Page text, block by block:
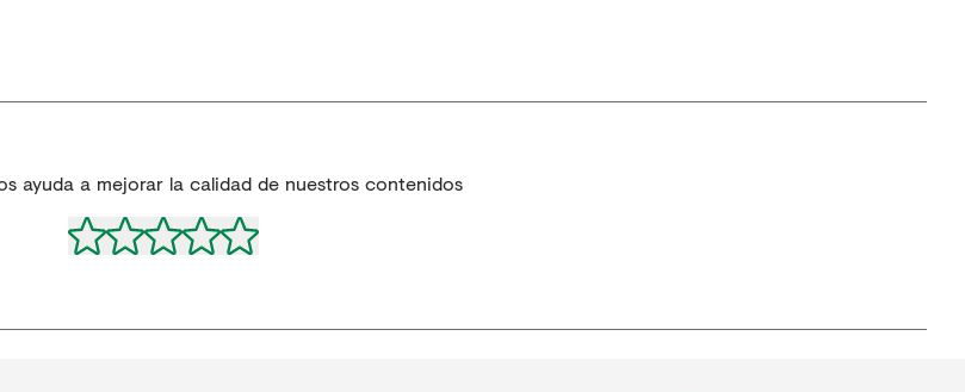
ayuda a mejorar la calidad de nuestros contenidos